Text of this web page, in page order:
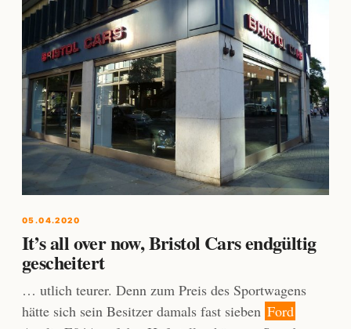
05.04.2020
It’s all over now, Bristol Cars endgültig
gescheitert
… utlich teurer. Denn zum Preis des Sportwagens
hätte sich sein Besitzer damals fast sieben Ford